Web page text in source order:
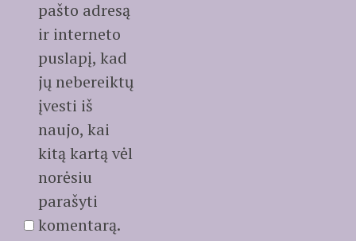
pašto adresą
ir interneto
puslapį, kad
jų nebereiktų
įvesti iš
naujo, kai
kitą kartą vėl
norėsiu
parašyti
komentarą.